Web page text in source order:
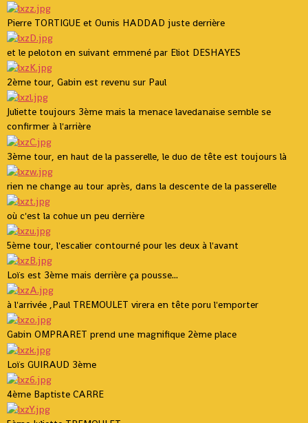
Pierre TORTIGUE et Ounis HADDAD juste derrière
et le peloton en suivant emmené par Eliot DESHAYES
2ème tour, Gabin est revenu sur Paul
Juliette toujours 3ème mais la menace lavedanaise semble se
confirmer à l'arrière
3ème tour, en haut de la passerelle, le duo de tête est toujours là
rien ne change au tour après, dans la descente de la passerelle
où c'est la cohue un peu derrière
5ème tour, l'escalier contourné pour les deux à l'avant
Loïs est 3ème mais derrière ça pousse...
à l'arrivée ,Paul TREMOULET virera en tête poru l'emporter
Gabin OMPRARET prend une magnifique 2ème place
Loïs GUIRAUD 3ème
4ème Baptiste CARRE